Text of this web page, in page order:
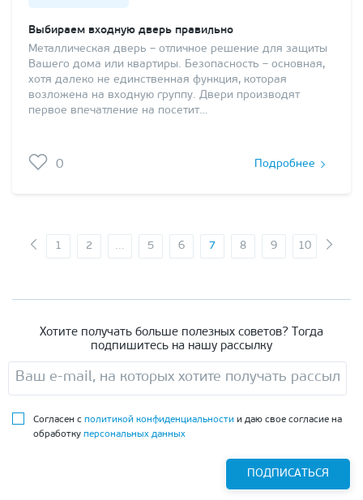
Выбираем входную дверь правильно
Металлическая дверь – отличное решение для защиты
Вашего дома или квартиры. Безопасность – основная,
хотя далеко не единственная функция, которая
возложена на входную группу. Двери производят
первое впечатление на посетит…
0 Подробнее
1 2 ... 5 6 7 8 9 10
Хотите получать больше полезных советов? Тогда
подпишитесь на нашу рассылку
Согласен с политикой конфиденциальности и даю свое согласие на
обработку персональных данных
ПОДПИСАТЬСЯ